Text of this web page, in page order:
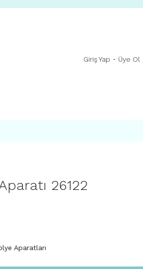
Giriş Yap - Üye Ol
26122
Aparatları